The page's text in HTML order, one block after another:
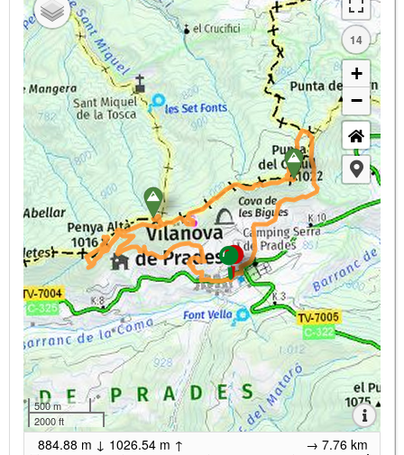
14
+
−
500 m
2000 ft
884.88 m ↓ 1026.54 m ↑ → 7.76 km